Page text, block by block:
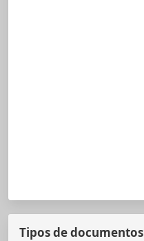
Tipos de documentos